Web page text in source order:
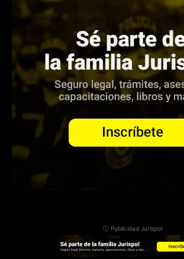
ⓘ Publicidad Jurispol